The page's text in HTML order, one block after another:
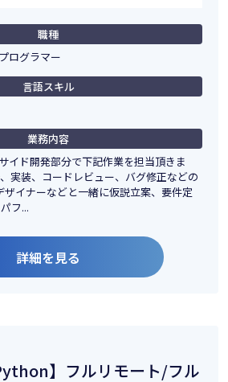
職種
ログラマー
言語スキル
業務内容
イド開発部分で下記作業を担当頂きま
実装、コードレビュー、バグ修正などの
ザイナーなどと一緒に仮説立案、要件定
フ...
詳細を見る
】フルリモート/フル